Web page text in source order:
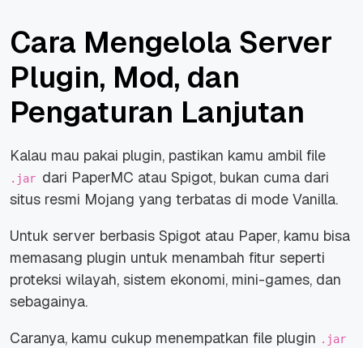
Cara Mengelola Server
Plugin, Mod, dan
Pengaturan Lanjutan
Kalau mau pakai plugin, pastikan kamu ambil file
.jar dari PaperMC atau Spigot, bukan cuma dari
situs resmi Mojang yang terbatas di mode Vanilla.
Untuk server berbasis Spigot atau Paper, kamu bisa
memasang plugin untuk menambah fitur seperti
proteksi wilayah, sistem ekonomi, mini-games, dan
sebagainya.
Caranya, kamu cukup menempatkan file plugin .jar